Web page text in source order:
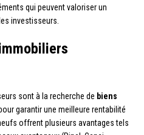
qui peuvent valoriser un
investisseurs.
sont à la recherche de biens
garantir une meilleure rentabilité
offrent plusieurs avantages tels